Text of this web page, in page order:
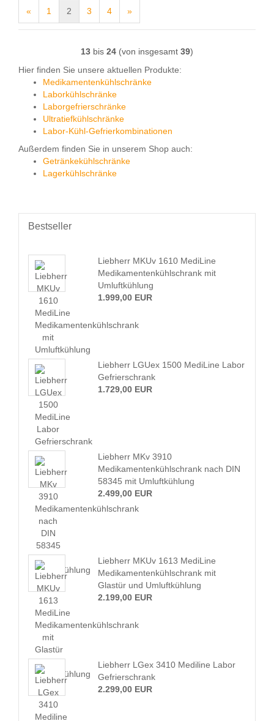
« 1 2 3 4 »
13 bis 24 (von insgesamt 39)
Hier finden Sie unsere aktuellen Produkte:
Medikamentenkühlschränke
Laborkühlschränke
Laborgefrierschränke
Ultratiefkühlschränke
Labor-Kühl-Gefrierkombinationen
Außerdem finden Sie in unserem Shop auch:
Getränkekühlschränke
Lagerkühlschränke
Bestseller
Liebherr MKUv 1610 MediLine
Medikamentenkühlschrank mit
Umluftkühlung
1.999,00 EUR
Liebherr LGUex 1500 MediLine Labor
Gefrierschrank
1.729,00 EUR
Liebherr MKv 3910
Medikamentenkühlschrank nach DIN
58345 mit Umluftkühlung
2.499,00 EUR
Liebherr MKUv 1613 MediLine
Medikamentenkühlschrank mit
Glastür und Umluftkühlung
2.199,00 EUR
Liebherr LGex 3410 Mediline Labor
Gefrierschrank
2.299,00 EUR